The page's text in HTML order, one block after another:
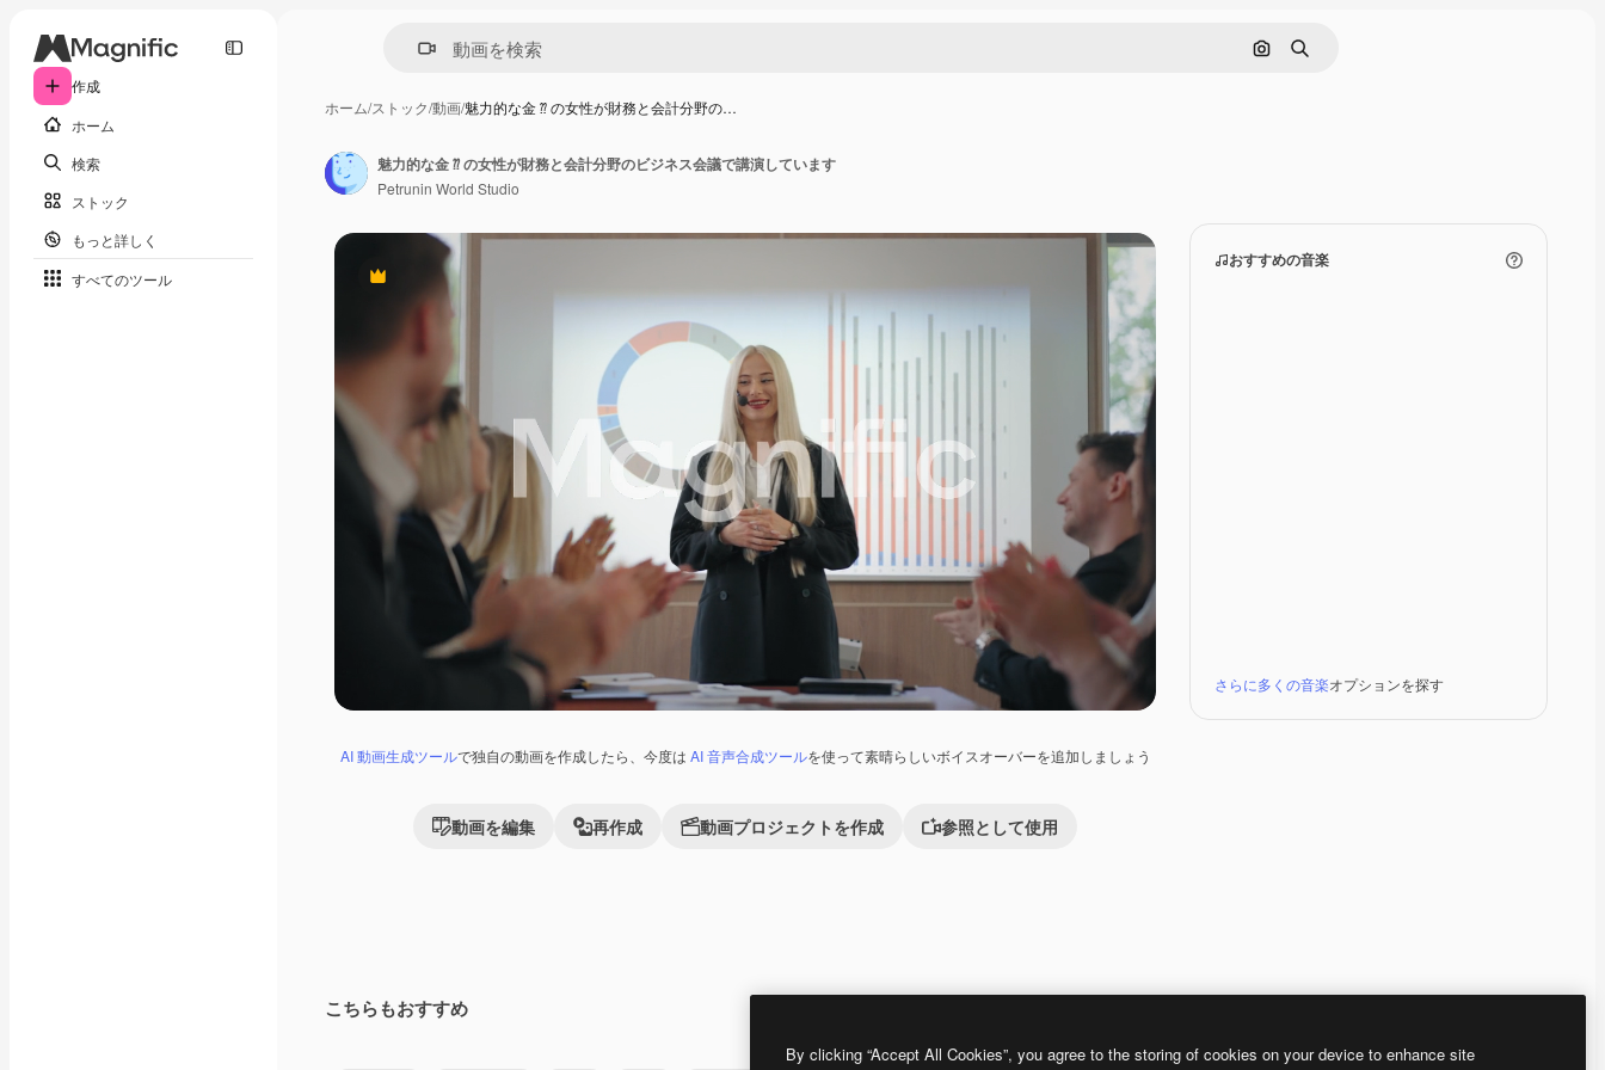
作成
ホーム
検索
ストック
もっと詳しく
すべてのツール
画像で検索
検索
ホーム/ストック/動画/魅力的な金 ⁇ の女性が財務と会計分野の…
Premium
AI 動画生成ツールで独自の動画を作成したら、今度は AI 音声合成ツールを使って素晴らしいボイスオーバーを追加しましょう
動画を編集 再作成 動画プロジェクトを作成 参照として使用
おすすめの音楽
さらに多くの音楽オプションを探す
魅力的な金 ⁇ の女性が財務と会計分野のビジネス会議で講演しています
Petrunin World Studio
こちらもおすすめ
By clicking “Accept All Cookies”, you agree to the storing of cookies on your device to enhance site